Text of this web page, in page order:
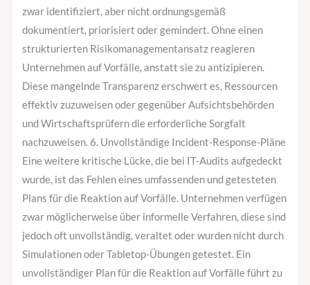
zwar identifiziert, aber nicht ordnungsgemäß
dokumentiert, priorisiert oder gemindert. Ohne einen
strukturierten Risikomanagementansatz reagieren
Unternehmen auf Vorfälle, anstatt sie zu antizipieren.
Diese mangelnde Transparenz erschwert es, Ressourcen
effektiv zuzuweisen oder gegenüber Aufsichtsbehörden
und Wirtschaftsprüfern die erforderliche Sorgfalt
nachzuweisen. 6. Unvollständige Incident-Response-Pläne
Eine weitere kritische Lücke, die bei IT-Audits aufgedeckt
wurde, ist das Fehlen eines umfassenden und getesteten
Plans für die Reaktion auf Vorfälle. Unternehmen verfügen
zwar möglicherweise über informelle Verfahren, diese sind
jedoch oft unvollständig, veraltet oder wurden nicht durch
Simulationen oder Tabletop-Übungen getestet. Ein
unvollständiger Plan für die Reaktion auf Vorfälle führt zu